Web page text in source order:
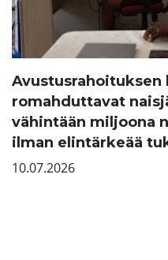
romahduttavat
vähintään miljoona
ilman elintärkeää
10.07.2026